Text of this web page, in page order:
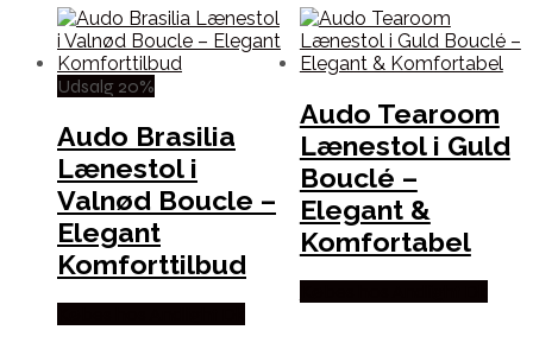
Udsalg 20%
Audo Brasilia
Lænestol i
Valnød Boucle –
Elegant
Komforttilbud
Audo Tearoom
Lænestol i Guld
Bouclé –
Elegant &
Komfortabel